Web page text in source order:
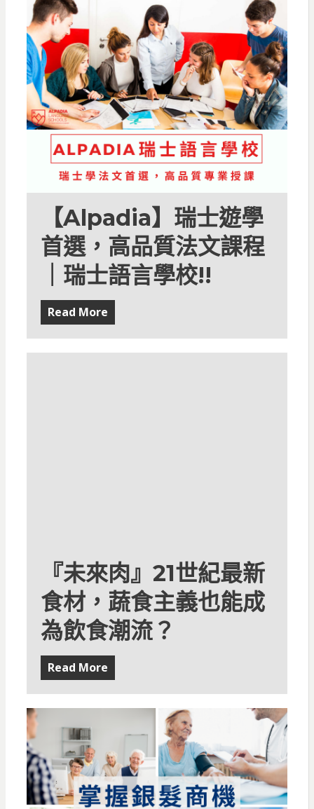
【Alpadia】瑞士遊學
首選，高品質法文課程
｜瑞士語言學校!!
Read More
『未來肉』21世紀最新
食材，蔬食主義也能成
為飲食潮流？
Read More